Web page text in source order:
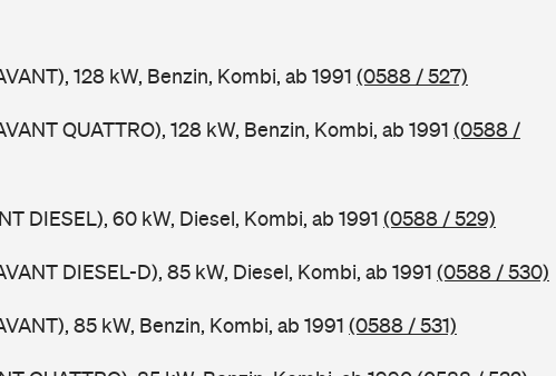
128 kW, Benzin, Kombi, ab 1991 (0588 / 527)
QUATTRO), 128 kW, Benzin, Kombi, ab 1991 (0588 /
DIESEL), 60 kW, Diesel, Kombi, ab 1991 (0588 / 529)
DIESEL-D), 85 kW, Diesel, Kombi, ab 1991 (0588 / 530)
85 kW, Benzin, Kombi, ab 1991 (0588 / 531)